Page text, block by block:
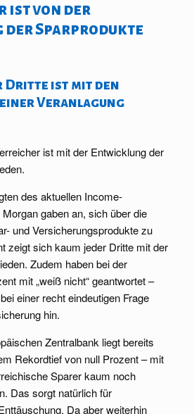
ist von der
der Sparprodukte
Dritte ist mit den
Veranlagung
ist mit der Entwicklung der
des aktuellen Income-
gaben an, sich über die
und Versicherungsprodukte zu
zeigt sich kaum jeder Dritte mit der
Zudem haben bei der
mit „weiß nicht“ geantwortet –
einer recht eindeutigen Frage
hin.
Zentralbank liegt bereits
Rekordtief von null Prozent – mit
Sparer kaum noch
Das sorgt natürlich für
Da aber weiterhin